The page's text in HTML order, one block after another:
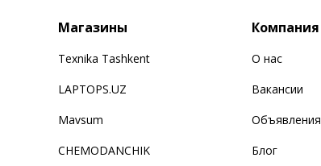
Магазины
Texnika Tashkent
LAPTOPS.UZ
Mavsum
CHEMODANCHIK
Компания
О нас
Вакансии
Объявления
Блог